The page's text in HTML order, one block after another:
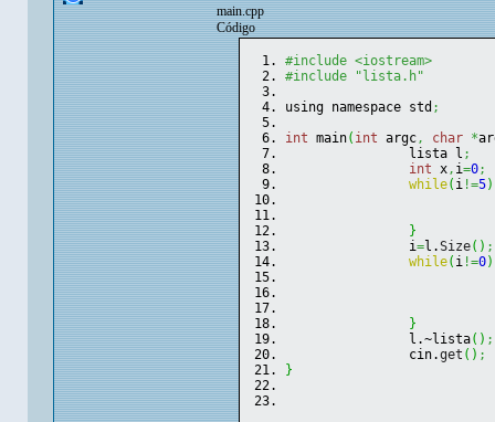
main.cpp
Código
#include <iostream>
#include "lista.h"
using namespace std ;
int main( int argc, char *
lista l ;
int x, i=0;
while( i!=5)
}
i=l.Size( ) ;
while( i!=0)
}
l.~lista( ) ;
cin.get ( ) ;
}